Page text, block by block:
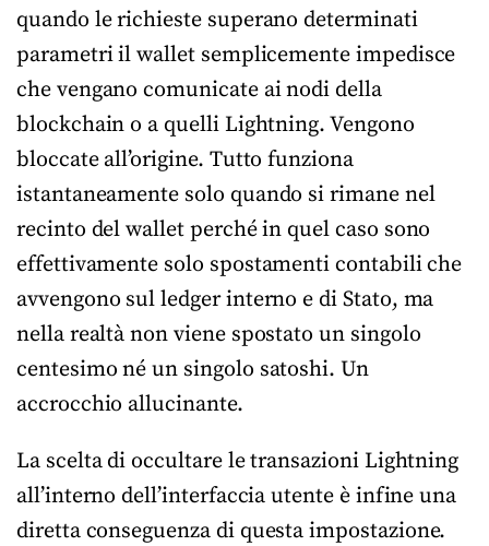
quando le richieste superano determinati
parametri il wallet semplicemente impedisce
che vengano comunicate ai nodi della
blockchain o a quelli Lightning. Vengono
bloccate all’origine. Tutto funziona
istantaneamente solo quando si rimane nel
recinto del wallet perché in quel caso sono
effettivamente solo spostamenti contabili che
avvengono sul ledger interno e di Stato, ma
nella realtà non viene spostato un singolo
centesimo né un singolo satoshi. Un
accrocchio allucinante.
La scelta di occultare le transazioni Lightning
all’interno dell’interfaccia utente è infine una
diretta conseguenza di questa impostazione.